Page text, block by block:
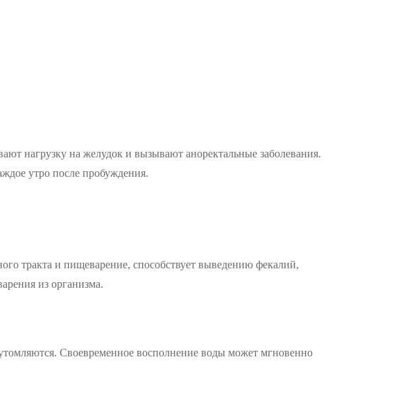
нагрузку на желудок и вызывают аноректальные заболевания.
утро после пробуждения.
тракта и пищеварение, способствует выведению фекалий,
из организма.
Своевременное восполнение воды может мгновенно